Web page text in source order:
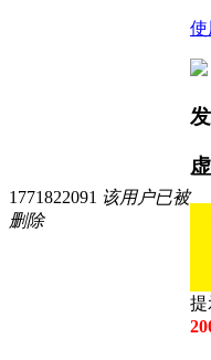
使
1771822091 该用户已被
删除
提